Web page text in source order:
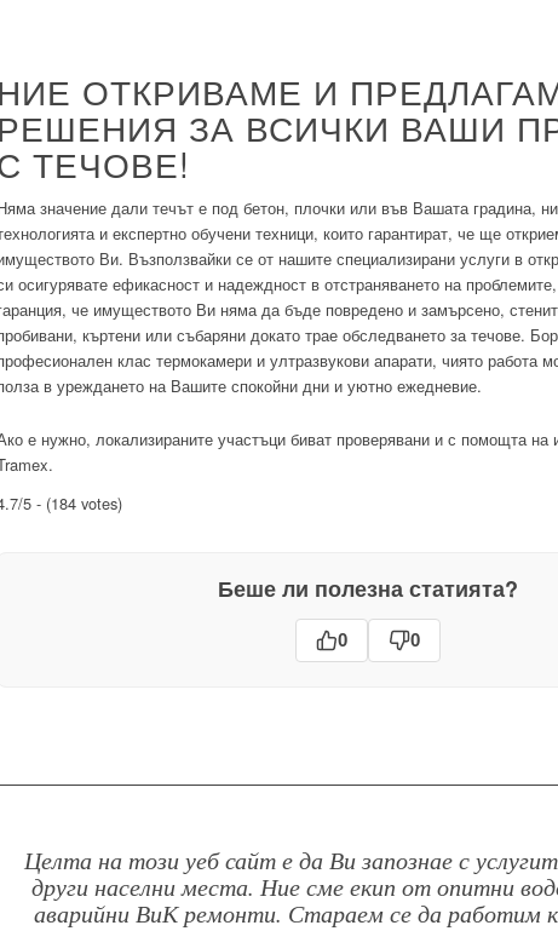
НИЕ ОТКРИВАМЕ И
РЕШЕНИЯ ЗА ВСИЧКИ ВАШИ
ТЕЧОВЕ!
значение дали течът е под бетон, плочки или във Вашата градина,
и експертно обучени техници, които гарантират, че ще
Ви. Възползвайки се от нашите специализирани услуги в
осигурявате ефикасност и надеждност в отстраняването на
че имуществото Ви няма да бъде повредено и замърсено,
къртени или събаряни докато трае обследването за течове.
клас термокамери и ултразвукови апарати, чиято работа
в уреждането на Вашите спокойни дни и уютно ежедневие.
е нужно, локализираните участъци биват проверявани и с помощта на
5 - (184 votes)
Беше ли полезна статията?
0 0
Целта на този уеб сайт е да Ви запознае с
други населни места. Ние сме екип от опитни
аварийни ВиК ремонти. Стараем се да работим